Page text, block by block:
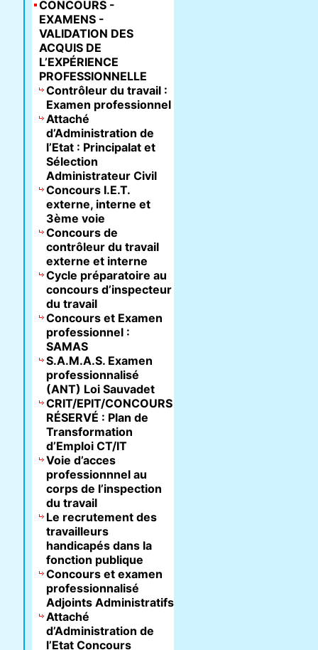
CONCOURS -
EXAMENS -
VALIDATION DES
ACQUIS DE
L’EXPÉRIENCE
PROFESSIONNELLE
Contrôleur du travail :
Examen professionnel
Attaché
d’Administration de
l’Etat : Principalat et
Sélection
Administrateur Civil
Concours I.E.T.
externe, interne et
3ème voie
Concours de
contrôleur du travail
externe et interne
Cycle préparatoire au
concours d’inspecteur
du travail
Concours et Examen
professionnel :
SAMAS
S.A.M.A.S. Examen
professionnalisé
(ANT) Loi Sauvadet
CRIT/EPIT/CONCOURS
RÉSERVÉ : Plan de
Transformation
d’Emploi CT/IT
Voie d’acces
professionnnel au
corps de l’inspection
du travail
Le recrutement des
travailleurs
handicapés dans la
fonction publique
Concours et examen
professionnalisé
Adjoints Administratifs
Attaché
d’Administration de
l’Etat Concours